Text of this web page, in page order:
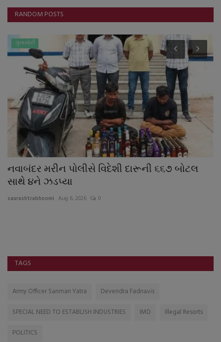
RANDOM POSTS
ગુનાખોરી
નવાબંદર મરીન પોલીસે વિદેશી દારૂની ૬૬૭ બોટલ
સાથે ૪ને ઝડપ્યા
saurashtrabhoomi Aug 6, 2026 0
TAGS
Army Officer Sanman Yatra
Devendra Fadnavis
SPECIAL NEED TO ESTABLISH INDUSTRIES
IMD
Illegal Resorts
POLITICS